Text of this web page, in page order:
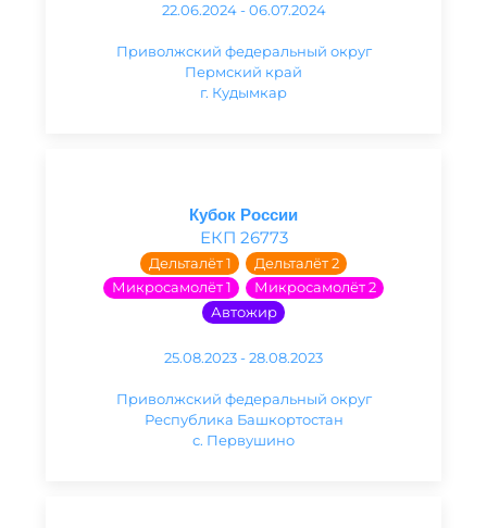
22.06.2024 - 06.07.2024
Приволжский федеральный округ
Пермский край
г. Кудымкар
Кубок России
ЕКП 26773
Дельталёт 1
Дельталёт 2
Микросамолёт 1
Микросамолёт 2
Автожир
25.08.2023 - 28.08.2023
Приволжский федеральный округ
Республика Башкортостан
с. Первушино